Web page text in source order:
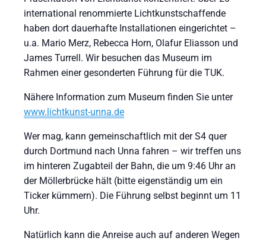
international renommierte Lichtkunstschaffende
haben dort dauerhafte Installationen eingerichtet –
u.a. Mario Merz, Rebecca Horn, Olafur Eliasson und
James Turrell. Wir besuchen das Museum im
Rahmen einer gesonderten Führung für die TUK.
Nähere Information zum Museum finden Sie unter
www.lichtkunst-unna.de
Wer mag, kann gemeinschaftlich mit der S4 quer
durch Dortmund nach Unna fahren – wir treffen uns
im hinteren Zugabteil der Bahn, die um 9:46 Uhr an
der Möllerbrücke hält (bitte eigenständig um ein
Ticker kümmern). Die Führung selbst beginnt um 11
Uhr.
Natürlich kann die Anreise auch auf anderen Wegen